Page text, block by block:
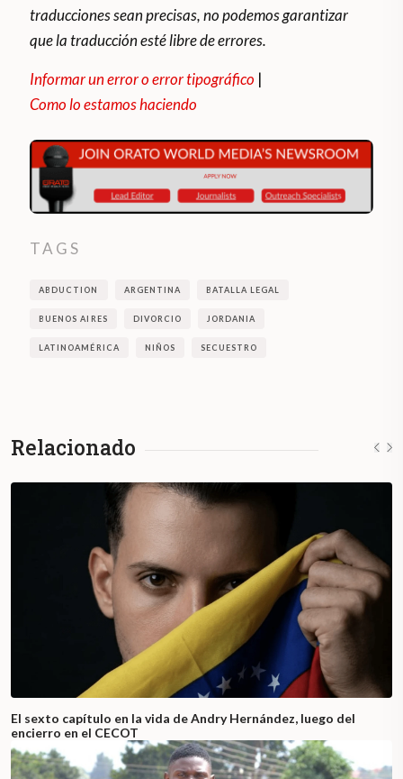
traducciones sean precisas, no podemos garantizar
que la traducción esté libre de errores.
Informar un error o error tipográfico |
Como lo estamos haciendo
TAGS
ABDUCTION ARGENTINA BATALLA LEGAL
BUENOS AIRES DIVORCIO JORDANIA
LATINOAMÉRICA NIÑOS SECUESTRO
Relacionado
El sexto capítulo en la vida de Andry Hernández, luego del
encierro en el CECOT